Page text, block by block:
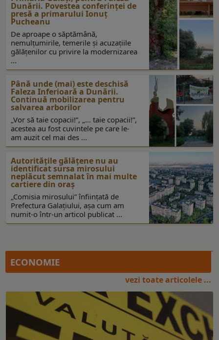
Dunării. Povestea conferinţei de
presă a primarului Ionuţ
Pucheanu
De aproape o săptămână,
nemulţumirile, temerile şi acuzaţiile
gălăţenilor cu privire la modernizarea
...
Până unde (mai) este deschisă
Faleza Inferioară a Dunării.
Continuă mobilizarea pentru
salvarea arborilor
„Vor să taie copacii!”, „… taie copacii!”,
acestea au fost cuvintele pe care le-
am auzit cel mai des ...
Autoritățile gălățene nu au
identificat sursa mirosului
neplăcut semnalat în mai multe
cartiere din oraș
„Comisia mirosului” înființată de
Prefectura Galațiului, așa cum am
numit-o într-un articol publicat ...
ECONOMIE
vezi toate articolele ...